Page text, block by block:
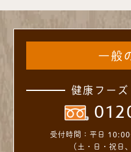
一般
健康フー
受付時間： 平日
（土・日・祝日